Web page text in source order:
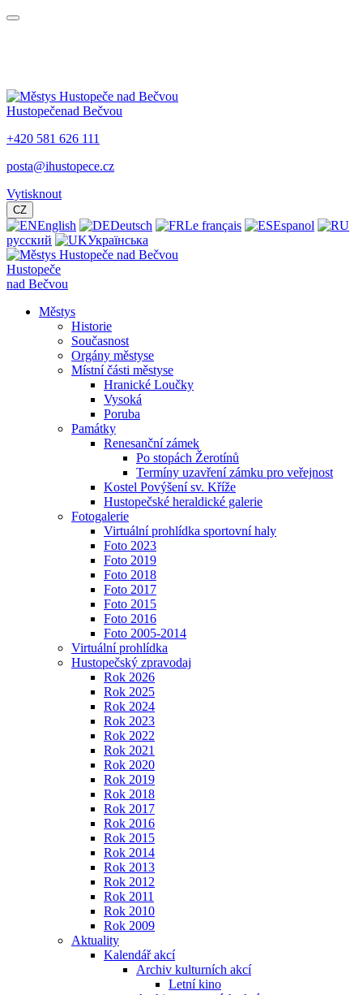
Hustopečenad Bečvou
+420 581 626 111
posta@ihustopece.cz
Vytisknout
CZ
English Deutsch Le français
Espanol
русский
Українська
Hustopeče
nad Bečvou
Městys
Historie
Současnost
Orgány městyse
Místní části městyse
Hranické Loučky
Vysoká
Poruba
Památky
Renesanční zámek
Po stopách Žerotínů
Termíny uzavření zámku pro veřejnost
Kostel Povýšení sv. Kříže
Hustopečské heraldické galerie
Fotogalerie
Virtuální prohlídka sportovní haly
Foto 2023
Foto 2019
Foto 2018
Foto 2017
Foto 2015
Foto 2016
Foto 2005-2014
Virtuální prohlídka
Hustopečský zpravodaj
Rok 2026
Rok 2025
Rok 2024
Rok 2023
Rok 2022
Rok 2021
Rok 2020
Rok 2019
Rok 2018
Rok 2017
Rok 2016
Rok 2015
Rok 2014
Rok 2013
Rok 2012
Rok 2011
Rok 2010
Rok 2009
Aktuality
Kalendář akcí
Archiv kulturních akcí
Letní kino